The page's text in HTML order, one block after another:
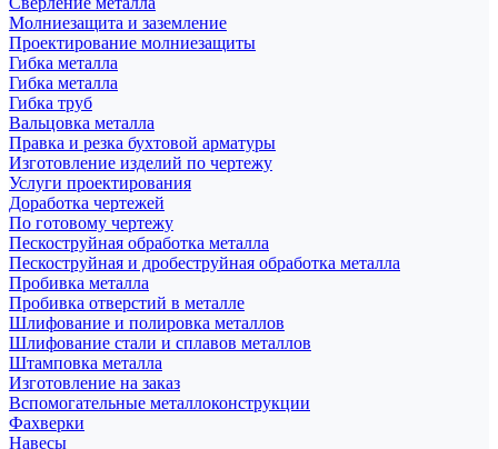
Молниезащита и заземление
Проектирование молниезащиты
Гибка металла
Гибка металла
Гибка труб
Вальцовка металла
Правка и резка бухтовой арматуры
Изготовление изделий по чертежу
Услуги проектирования
Доработка чертежей
По готовому чертежу
Пескоструйная обработка металла
Пескоструйная и дробеструйная обработка металла
Пробивка металла
Пробивка отверстий в металле
Шлифование и полировка металлов
Шлифование стали и сплавов металлов
Штамповка металла
Изготовление на заказ
Вспомогательные металлоконструкции
Фахверки
Навесы